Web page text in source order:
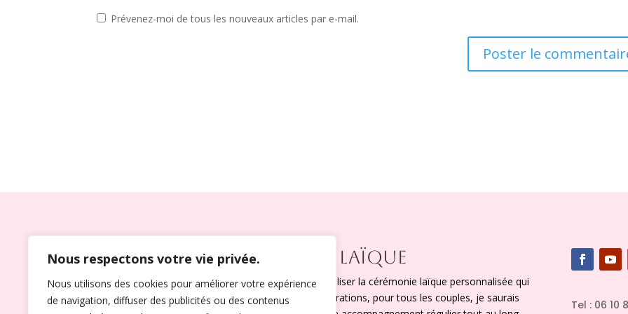
Nous respectons votre vie privée.
Nous utilisons des cookies pour améliorer votre expérience
de navigation, diffuser des publicités ou des contenus
Prévenez-moi de tous les nouveaux articles par e-mail.
OFFICIANT DE CÉRÉMONIE LAÏQUE
Riche d’une expérience de plus de10 ans,Je peux réaliser la cérémonie laïque personnalisée qui
correspondra à vos attentes. Dans toutes les configurations, pour tous les couples, je saurais
Tel : 06 10